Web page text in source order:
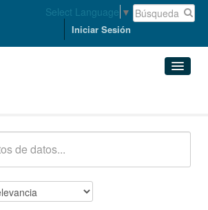
Select Language ▼
Iniciar Sesión